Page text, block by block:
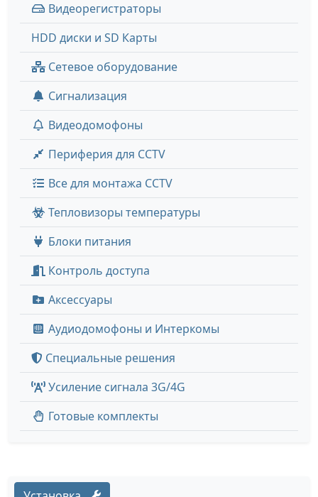
Видеорегистраторы
HDD диски и SD Карты
Сетевое оборудование
Сигнализация
Видеодомофоны
Периферия для CCTV
Все для монтажа CCTV
Тепловизоры температуры
Блоки питания
Контроль доступа
Аксессуары
Аудиодомофоны и Интеркомы
Специальные решения
Усиление сигнала 3G/4G
Готовые комплекты